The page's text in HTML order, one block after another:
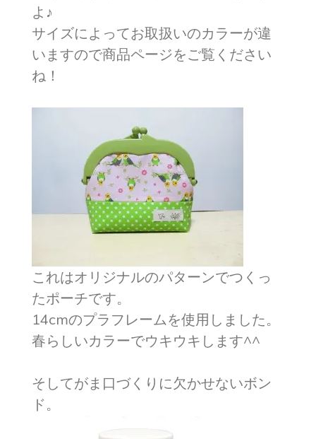
よ♪
サイズによってお取扱いのカラーが違
いますので商品ページをご覧ください
ね！
これはオリジナルのパターンでつくっ
たポーチです。
14cmのプラフレームを使用しました。
春らしいカラーでウキウキします^^
そしてがま口づくりに欠かせないボン
ド。